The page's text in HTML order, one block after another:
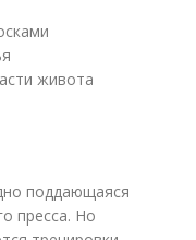
живота
поддающаяся
пресса. Но